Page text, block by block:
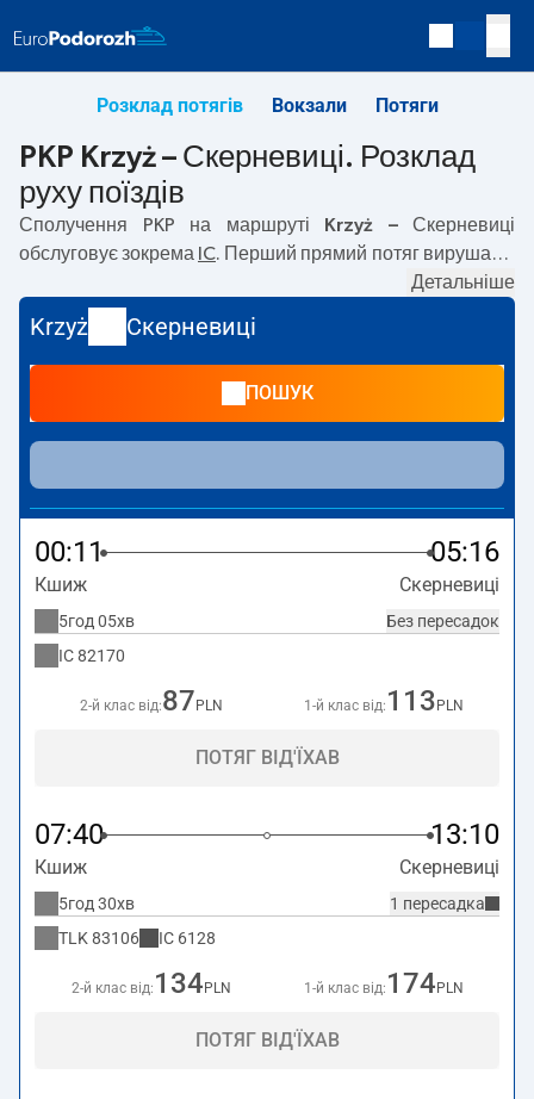
Розклад потягів Вокзали Потяги
PKP Krzyż – Скерневиці. Розклад
руху поїздів
Сполучення PKP на маршруті
Krzyż – Скерневиці
обслуговує зокрема IC
. Перший прямий потяг вирушає о
вирушає о 17:40. Найшвидший маршрут пропонує потяг
без пересадокUZNAM
. Подорож цим потягом триває
05:05 . На маршрутіKrzyż–Скерневицікурсують також
— пропонують нижчу ціну квитка і
зазвичай довший час подорожі. Потяг завершує
маршрут на станції Скерневиці.
Детальніше
Krzyż Скерневиці
ПОШУК
00:11 05:16
Кшиж Скерневиці
Без пересадок
5год 05хв
IC82170
2-й клас від:87 PLN 1-й клас від: 113 PLN
ПОТЯГ ВІД'ЇХАВ
07:40 13:10
Кшиж Скерневиці
1 пересадка
5год 30хв
TLK 83106 IC 6128
2-й клас від: 134 PLN 1-й клас від: 174 PLN
ПОТЯГ ВІД'ЇХАВ